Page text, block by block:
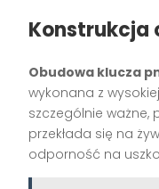
Konstrukcja
Obudowa klucza
wykonana z
szczególnie ważne,
przekłada się na
odporność na